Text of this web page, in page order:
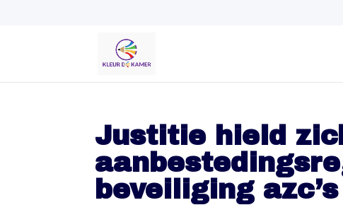
Justitie hield
beveiliging azc’s